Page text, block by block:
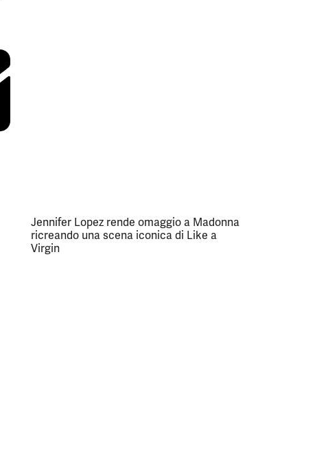
Jennifer Lopez rende omaggio a Madonna
ricreando una scena iconica di Like a
Virgin